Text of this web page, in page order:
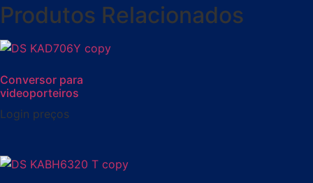
Produtos Relacionados
Conversor para
videoporteiros
Login preços